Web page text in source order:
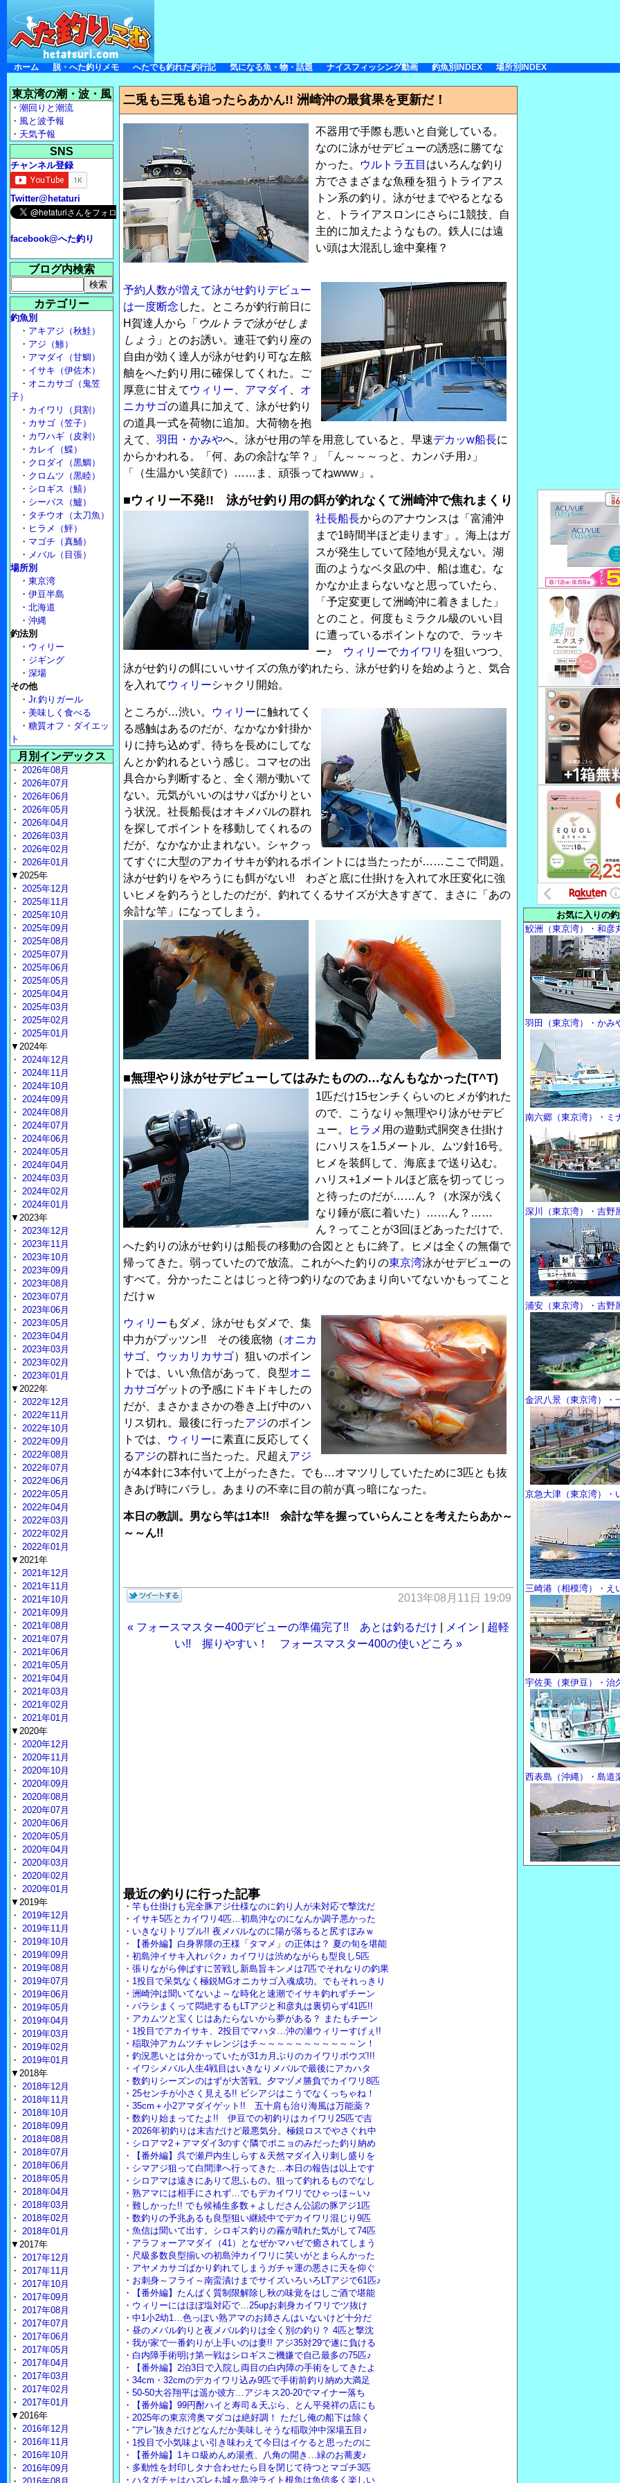
ホーム 脱・へた釣りメモ へたでも釣れた釣行記 気になる魚・物・話題 ナイスフィッシング動画 釣魚別INDEX 場所別INDEX
二兎も三兎も追ったらあかん!! 洲崎沖の最貧果を更新だ！
不器用で手際も悪いと自覚している。
なのに泳がせデビューの誘惑に勝てな
かった。
ウルトラ五目 はいろんな釣り
方でさまざまな魚種を狙うトライアス
トン系の釣り。泳がせまでやるとなる
と、トライアスロンにさらに1競技、自
主的に加えたようなもの。鉄人には遠
い頭は大混乱し途中棄権？
予約人数が増えて泳がせ釣りデビュー
は一度断念 した。ところが釣行前日に
H賀達人から「 ウルトラで泳がせしま
しょう 」とのお誘い。連荘で釣り座の
自由が効く達人が泳がせ釣り可な左舷
舳をへた釣り用に確保してくれた。ご
厚意に甘えて ウィリー アマダイ
オ
ニカサゴの道具に加えて、泳がせ釣り
の道具一式を荷物に追加。大荷物を抱
えて、 羽田・かみやへ。泳がせ用の竿を用意していると、早速デカッw船長に
からかわれる。「何、あの余計な竿？」「ん～～～っと、カンパチ用♪」
「（生温かい笑顔で）……ま、頑張ってねwww」。
■ウィリー不発!! 泳がせ釣り用の餌が釣れなくて洲崎沖で焦れまくり
社長船長からのアナウンスは「富浦沖
まで1時間半ほど走ります」。海上はガ
スが発生していて陸地が見えない。湖
面のようなベタ凪の中、船は進む。な
かなか止まらないなと思っていたら、
「予定変更して洲崎沖に着きました」
とのこと。何度もミラクル級のいい目
に遭っているポイントなので、ラッキ
ー♪
ウィリーでカイワリ を狙いつつ、
泳がせ釣りの餌にいいサイズの魚が釣れたら、泳がせ釣りを始めようと、気合
を入れて ウィリーシャクリ開始。
ところが…渋い。 ウィリーに触れてく
る感触はあるのだが、なかなか針掛か
りに持ち込めず、待ちを長めにしてな
んとか釣れるという感じ。コマセの出
具合から判断すると、全く潮が動いて
ない。元気がいいのはサバばかりとい
う状況。社長船長はオキメバルの群れ
を探してポイントを移動してくれるの
だが、なかなか止まれない。シャクっ
てすぐに大型のアカイサキが釣れるポイントには当たったが……ここで問題。
泳がせ釣りをやろうにも餌がない!! わざと底に仕掛けを入れて水圧変化に強
いヒメを釣ろうとしたのだが、釣れてくるサイズが大きすぎて、まさに「あの
余計な竿」になってしまう。
■無理やり泳がせデビューしてはみたものの…なんもなかった(T^T)
1匹だけ15センチくらいのヒメが釣れた
ので、こうなりゃ無理やり泳がせデビ
ュー。
ヒラメ 用の遊動式胴突き仕掛け
にハリスを1.5メートル、ムツ針16号。
ヒメを装餌して、海底まで送り込む。
ハリス+1メートルほど底を切ってじっ
と待ったのだが……ん？（水深が浅く
なり錘が底に着いた）……ん？……
ん？ってことが3回ほどあっただけで、
へた釣りの泳がせ釣りは船長の移動の合図とともに終了。ヒメは全くの無傷で
帰ってきた。弱っていたので放流。これがへた釣りの東京湾泳がせデビューの
すべて。分かったことはじっと待つ釣りなのであまり向いてないかもってこと
だけｗ
ウィリー もダメ、泳がせもダメで、集
中力がプッツン!! その後底物（オニカ
サゴ
ウッカリカサゴ）狙いのポイン
トでは、いい魚信があって、良型オニ
カサゴゲットの予感にドキドキしたの
だが、まさかまさかの巻き上げ中のハ
リス切れ。最後に行ったアジのポイン
トでは、
ウィリーに素直に反応してく
るアジの群れに当たった。尺超え アジ
が4本針に3本付いて上がったきた。でも…オマツリしていたために3匹とも抜
きあげ時にバラし。あまりの不幸に目の前が真っ暗になった。
本日の教訓。男なら竿は1本!! 余計な竿を握っていらんことを考えたらあか～
～～ん!!
2013年08月11日 19:09
« フォースマスター400デビューの準備完了!! あとは釣るだけ メイン
超軽
い!! 握りやすい！ フォースマスター400の使いどころ »
最近の釣りに行った記事
・ 竿も仕掛けも完全豚アジ仕様なのに釣り人が未対応で撃沈だ
・ イサキ5匹とカイワリ4匹…初島沖なのになんか調子悪かった
・ いきなりトリプル!! 夜メバルなのに陽が落ちると尻すぼみｗ
・
【番外編】白身界隈の王様「タマメ」の正体は？ 夏の旬を堪能
・ 初島沖イサキ入れパク♪ カイワリは渋めながらも型良し5匹
・ 張りながら伸ばすに苦戦し新島旨キンメは7匹でそれなりの釣果
・ 1投目で呆気なく極鋭MGオニカサゴ入魂成功。でもそれっきり
・ 洲崎沖は聞いてないよ～な時化と速潮でイサキ釣れずチーン
・ バラシまくって悶絶するもLTアジと和彦丸は裏切らず41匹!!
・ アカムツと宝くじはあたらないから夢がある？ またもチーン
・ 1投目でアカイサキ、2投目でマハタ…沖の瀬ウィリーすげぇ!!
・ 稲取沖アカムツチャレンジはチ～～～～～～～～～～～ン！
・ 釣況悪いとは分かっていたが31カ月ぶりのカイワリボウズ!!!
・ イワシメバル人生4戦目はいきなりメバルで最後にアカハタ
・ 数釣りシーズンのはずが大苦戦。夕マヅメ勝負でカイワリ8匹
・ 25センチが小さく見える!! ビシアジはこうでなくっちゃね！
・ 35cm＋小2アマダイゲット!! 五十肩も治り海風は万能薬？
・ 数釣り始まってたよ!! 伊豆での初釣りはカイワリ25匹で吉
・ 2026年初釣りは末吉だけど最悪気分。極鋭ロスでやさぐれ中
・ シロアマ2＋アマダイ3のすぐ隣でポニョのみだった釣り納め
・
【番外編】呉で瀬戸内生しらす＆天然マダイ入り刺し盛りを
・ シマアジ狙って白間津へ行ってきた…本日の報告は以上です
・ シロアマは遠きにありて思ふもの。狙って釣れるものでなし
・ 熟アマには相手にされず…でもデカイワリでひゃっほ～い♪
・ 難しかった!! でも候補生多数＋よしださん公認の豚アジ1匹
・ 数釣りの予兆あるも良型狙い継続中でデカイワリ混じり9匹
・ 魚信は聞いて出す。シロギス釣りの霧が晴れた気がして74匹
・ アラフォーアマダイ（41）となぜかマハゼで癒されてしまう
・ 尺級多数良型揃いの初島沖カイワリに笑いがとまらんかった
・ アヤメカサゴばかり釣れてしまうガチャ運の悪さに天を仰ぐ
・ お刺身～フライ～南蛮漬けまでサイズいろいろLTアジで61匹♪
・
【番外編】たんぱく質制限解除し秋の味覚をはしご酒で堪能
・ ウィリーにはほぼ塩対応で…25upお刺身カイワリでツ抜け
・ 中1小2幼1…色っぽい熟アマのお姉さんはいないけど十分だ
・ 昼のメバル釣りと夜メバル釣りは全く別の釣り？ 4匹と撃沈
・ 我が家で一番釣りが上手いのは妻!! アジ35対29で遂に負ける
・ 白内障手術明け第一戦はシロギスご機嫌で自己最多の75匹♪
・
【番外編】2泊3日で入院し両目の白内障の手術をしてきたよ
・ 34cm・32cmのデカイワリ込み9匹で手術前釣り納め大満足
・ 50-50大谷翔平は遥か彼方…アジキス20-20でマイナー落ち
・
【番外編】99円酎ハイと寿司＆天ぷら、とん平発祥の店にも
・ 2025年の東京湾奥マダコは絶好調！ ただし俺の船下は除く
・ “アレ”抜きだけどなんだか美味しそうな稲取沖中深場五目♪
・ 1投目で小気味よい引き味わえて今日はイケると思ったのに
・
【番外編】1キロ級めんめ湯煮、八角の開き…緑のお蕎麦♪
・ 多動性を封印しタナ合わせたら目を閉じて待つとマゴチ3匹
・ ハタガチャはハズレも城ヶ島沖ライト根魚は魚信多く楽しい
東京湾の潮・波・風
・ 潮回りと潮流
・ 風と波予報
・ 天気予報
SNS
チャンネル登録
Twitter@hetaturi
facebook@へた釣り
ブログ内検索
カテゴリー
釣魚別
・ アキアジ（秋鮭）
・ アジ（鯵）
・ アマダイ（甘鯛）
・ イサキ（伊佐木）
・ オニカサゴ（鬼笠
子）
・ カイワリ（貝割）
・ カサゴ（笠子）
・ カワハギ（皮剥）
・ カレイ（鰈）
・ クロダイ（黒鯛）
・ クロムツ（黒睦）
・ シロギス（鱚）
・ シーバス（鱸）
・ タチウオ（太刀魚）
・ ヒラメ（鮃）
・ マゴチ（真鯒）
・ メバル（目張）
場所別
・ 東京湾
・ 伊豆半島
・ 北海道
・ 沖縄
釣法別
・ ウィリー
・ ジギング
・ 深場
その他
・ Jr.釣りガール
・ 美味しく食べる
・ 糖質オフ・ダイエッ
ト
月別インデックス
・ 2026年08月
・ 2026年07月
・ 2026年06月
・ 2026年05月
・ 2026年04月
・ 2026年03月
・ 2026年02月
・ 2026年01月
▼2025年
・ 2025年12月
・ 2025年11月
・ 2025年10月
・ 2025年09月
・ 2025年08月
・ 2025年07月
・ 2025年06月
・ 2025年05月
・ 2025年04月
・ 2025年03月
・ 2025年02月
・ 2025年01月
▼2024年
・ 2024年12月
・ 2024年11月
・ 2024年10月
・ 2024年09月
・ 2024年08月
・ 2024年07月
・ 2024年06月
・ 2024年05月
・ 2024年04月
・ 2024年03月
・ 2024年02月
・ 2024年01月
▼2023年
・ 2023年12月
・ 2023年11月
・ 2023年10月
・ 2023年09月
・ 2023年08月
・ 2023年07月
・ 2023年06月
・ 2023年05月
・ 2023年04月
・ 2023年03月
・ 2023年02月
・ 2023年01月
▼2022年
・ 2022年12月
・ 2022年11月
・ 2022年10月
・ 2022年09月
・ 2022年08月
・ 2022年07月
・ 2022年06月
・ 2022年05月
・ 2022年04月
・ 2022年03月
・ 2022年02月
・ 2022年01月
▼2021年
・ 2021年12月
・ 2021年11月
・ 2021年10月
・ 2021年09月
・ 2021年08月
・ 2021年07月
・ 2021年06月
・ 2021年05月
・ 2021年04月
・ 2021年03月
・ 2021年02月
・ 2021年01月
▼2020年
・ 2020年12月
・ 2020年11月
・ 2020年10月
・ 2020年09月
・ 2020年08月
・ 2020年07月
・ 2020年06月
・ 2020年05月
・ 2020年04月
・ 2020年03月
・ 2020年02月
・ 2020年01月
▼2019年
・ 2019年12月
・ 2019年11月
・ 2019年10月
・ 2019年09月
・ 2019年08月
・ 2019年07月
・ 2019年06月
・ 2019年05月
・ 2019年04月
・ 2019年03月
・ 2019年02月
・ 2019年01月
▼2018年
・ 2018年12月
・ 2018年11月
・ 2018年10月
・ 2018年09月
・ 2018年08月
・ 2018年07月
・ 2018年06月
・ 2018年05月
・ 2018年04月
・ 2018年03月
・ 2018年02月
・ 2018年01月
▼2017年
・ 2017年12月
・ 2017年11月
・ 2017年10月
・ 2017年09月
・ 2017年08月
・ 2017年07月
・ 2017年06月
・ 2017年05月
・ 2017年04月
・ 2017年03月
・ 2017年02月
・ 2017年01月
▼2016年
・ 2016年12月
・ 2016年11月
・ 2016年10月
・ 2016年09月
お気に入りの
鮫洲（東京湾）・和彦
羽田（東京湾）・かみ
南六郷（東京湾）・ミ
深川（東京湾）・吉野
浦安（東京湾）・吉野
金沢八景（東京湾）・
京急大津（東京湾）・
三崎港（相模湾）・え
宇佐美（東伊豆）・治
西表島（沖縄）・島道